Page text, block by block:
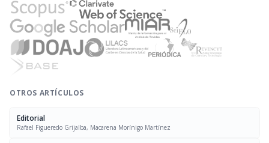
OTROS ARTÍCULOS
Editorial
Rafael Figueredo Grijalba, Macarena Morínigo Martínez